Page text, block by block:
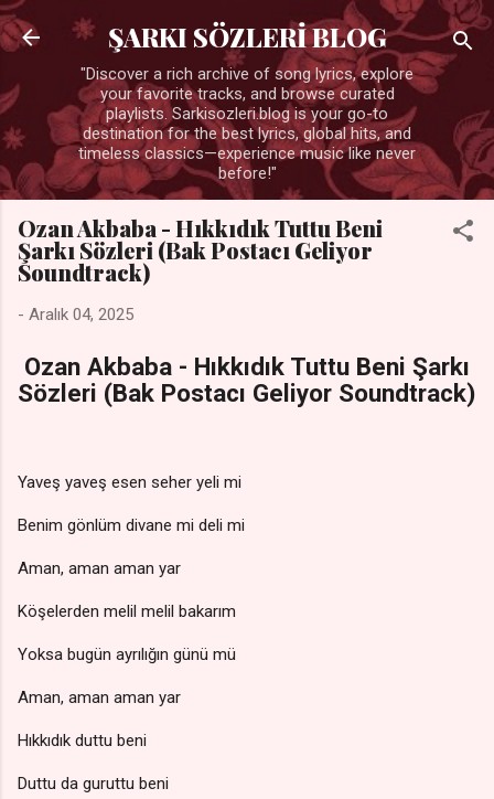
Ana içeriğe atla
ŞARKI SÖZLERİ BLOG
"Discover a rich archive of song lyrics, explore
your favorite tracks, and browse curated
playlists. Sarkisozleri.blog is your go-to
destination for the best lyrics, global hits, and
timeless classics—experience music like never
before!"
Ozan Akbaba - Hıkkıdık Tuttu Beni
Şarkı Sözleri (Bak Postacı Geliyor
Soundtrack)
- Aralık 04, 2025
Ozan Akbaba - Hıkkıdık Tuttu Beni Şarkı
Sözleri (Bak Postacı Geliyor Soundtrack)
Yaveş yaveş esen seher yeli mi
Benim gönlüm divane mi deli mi
Aman, aman aman yar
Köşelerden melil melil bakarım
Yoksa bugün ayrılığın günü mü
Aman, aman aman yar
Hıkkıdık duttu beni
Duttu da guruttu beni